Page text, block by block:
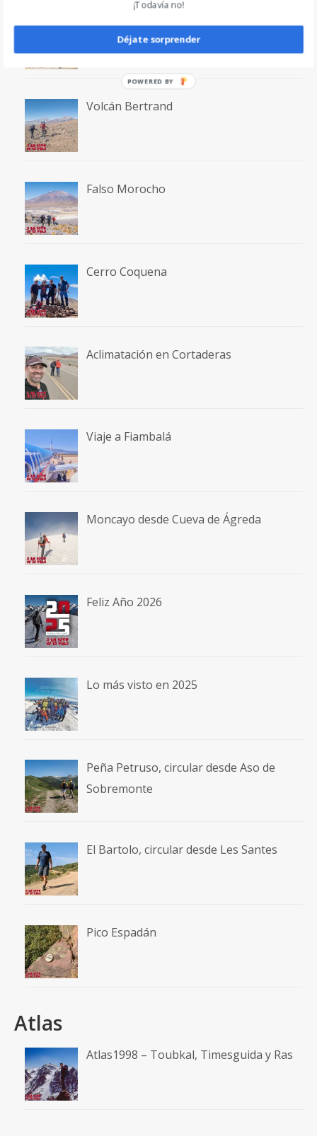
Laguna San Francisco
Volcán Bertrand
Falso Morocho
Cerro Coquena
Aclimatación en Cortaderas
Viaje a Fiambalá
Moncayo desde Cueva de Ágreda
Feliz Año 2026
Lo más visto en 2025
Peña Petruso, circular desde Aso de
Sobremonte
El Bartolo, circular desde Les Santes
Pico Espadán
Atlas
Atlas1998 – Toubkal, Timesguida y Ras
¡Todavía no!
Déjate sorprender
POWERED BY